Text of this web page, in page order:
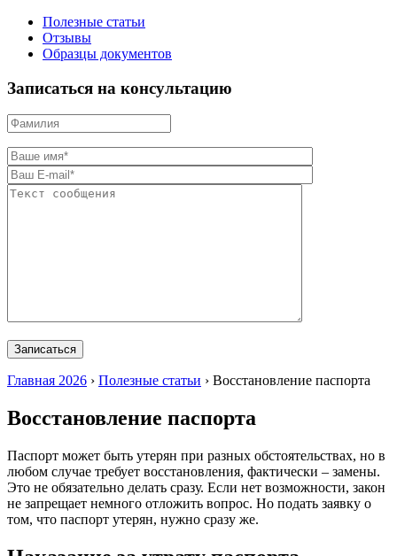
Полезные статьи
Отзывы
Образцы документов
Записаться на консультацию
Главная 2026 › Полезные статьи › Восстановление паспорта
Восстановление паспорта
Паспорт может быть утерян при разных обстоятельствах, но в
любом случае требует восстановления, фактически – замены.
Это не обязательно делать сразу. Если нет возможности, закон
не запрещает немного отложить вопрос. Но подать заявку о
том, что паспорт утерян, нужно сразу же.